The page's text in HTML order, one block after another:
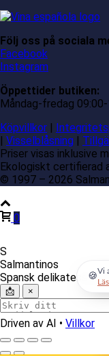
Följ oss på sociala
Facebook
Instagram
Öppettider butiken:
Måndag-fredag
Köpvillkor |
| Visselblåsning |
Priser visas inklusive
Ekologiskt certifierad
© 1997 – 2026
0
S
Salmantinos
Spansk
📩 ×
Driven av AI • Villkor
🍪Vi